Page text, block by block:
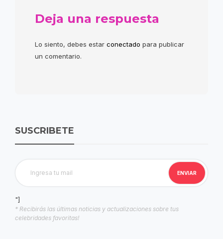
Deja una respuesta
Lo siento, debes estar conectado para publicar
un comentario.
SUSCRIBETE
"]
* Recibirás las últimas noticias y actualizaciones sobre tus
celebridades favoritas!